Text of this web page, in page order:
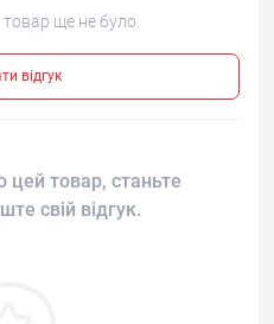
товар ще не було.
відгук
цей товар, станьте
свій відгук.